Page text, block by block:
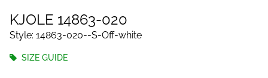
KJOLE 14863-020
Style: 14863-020--S-Off-white
SIZE GUIDE